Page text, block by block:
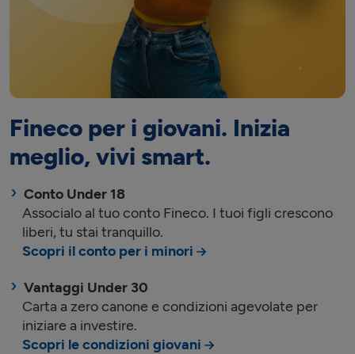
Fineco per i giovani. Inizia
meglio, vivi smart.
Conto Under 18
Associalo al tuo conto Fineco. I tuoi figli crescono
liberi, tu stai tranquillo.
Scopri il conto per i minori
Vantaggi Under 30
Carta a zero canone e condizioni agevolate per
iniziare a investire.
Scopri le condizioni giovani